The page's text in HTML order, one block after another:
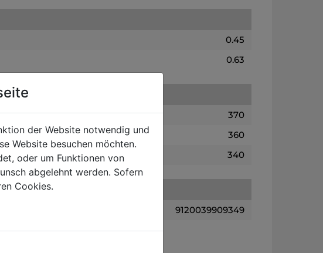
0.45
0.63
370
360
340
9120039909349
der Website notwendig und
Website besuchen möchten.
oder um Funktionen von
abgelehnt werden. Sofern
Cookies.